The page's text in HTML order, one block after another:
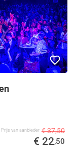
Prijs van aanbieder € 37,50
€ 22,50